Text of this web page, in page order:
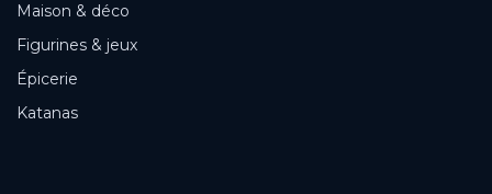
Maison & déco
Figurines & jeux
Épicerie
Katanas